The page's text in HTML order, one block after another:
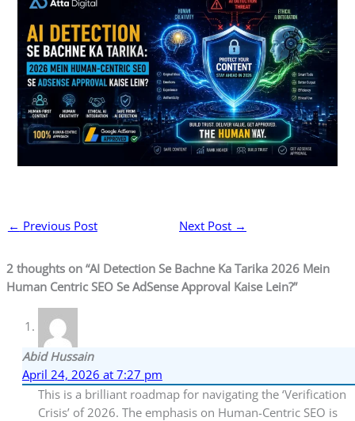
← Previous Post Next Post →
2 thoughts on “AI Detection Se Bachne Ka Tarika 2026 Mein
Human Centric SEO Se AdSense Approval Kaise Lein?”
Abid Hussain
April 24, 2026 at 7:27 pm
This is a brilliant roadmap for navigating the ‘Verification
Crisis’ of 2026. The emphasis on Human-Centric SEO is